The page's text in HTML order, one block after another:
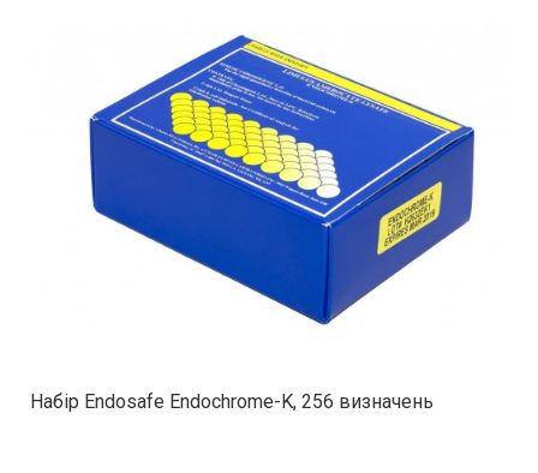
Набір Endosafe Endochrome-K, 256 визначень